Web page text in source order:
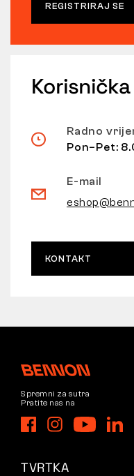
REGISTRIRAJ SE
Radno
Pon–Pet:
E-mail
KONTAKT
Spremni za sutra
Pratite nas na
TVRTKA